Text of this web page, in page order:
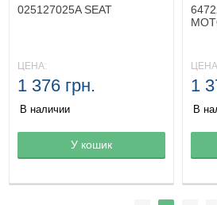
Товар в корзине
025127025A SEAT
ЦЕНА:
1 376 грн.
В наличии
У кошик
1
В